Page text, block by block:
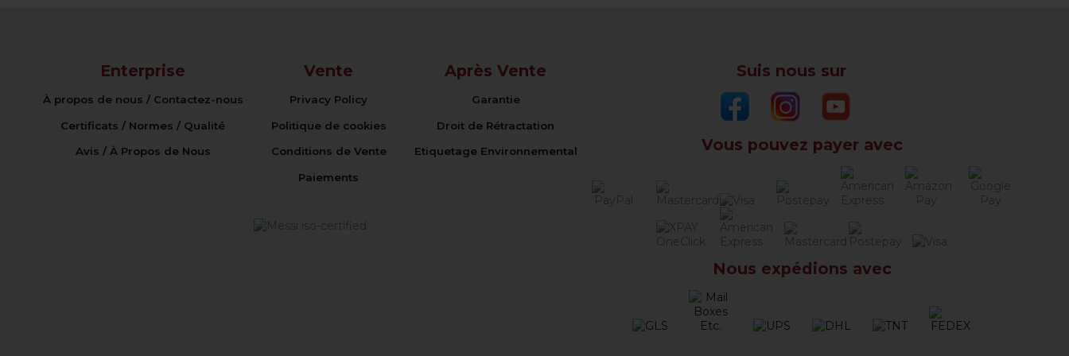
Enterprise
À propos de nous / Contactez-nous
Certificats / Normes / Qualité
Avis / À Propos de Nous
Vente
Privacy Policy
Politique de cookies
Conditions de Vente
Paiements
Après Vente
Garantie
Droit de Rétractation
Etiquetage Environnemental
Suis nous sur
Vous pouvez payer avec
Nous expédions avec